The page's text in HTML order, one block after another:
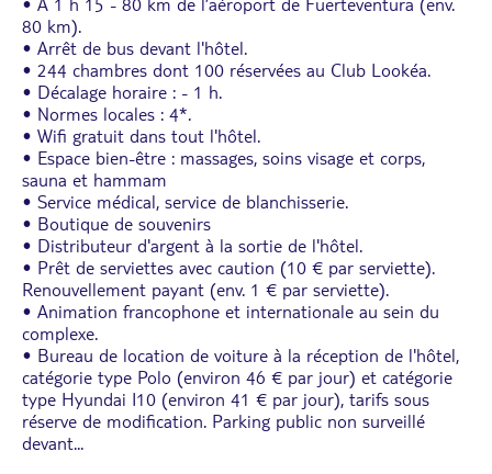
80 km).
• Arrêt de bus devant l'hôtel.
• 244 chambres dont 100 réservées au Club Lookéa.
• Décalage horaire : - 1 h.
• Normes locales : 4*.
• Wifi gratuit dans tout l'hôtel.
• Espace bien-être : massages, soins visage et corps,
sauna et hammam
• Service médical, service de blanchisserie.
• Boutique de souvenirs
• Distributeur d'argent à la sortie de l'hôtel.
• Prêt de serviettes avec caution (10 € par serviette).
Renouvellement payant (env. 1 € par serviette).
• Animation francophone et internationale au sein du
complexe.
• Bureau de location de voiture à la réception de l'hôtel,
catégorie type Polo (environ 46 € par jour) et catégorie
type Hyundai I10 (environ 41 € par jour), tarifs sous
réserve de modification. Parking public non surveillé
devant...